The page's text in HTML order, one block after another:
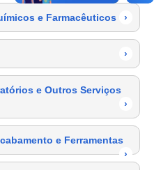
e Farmacêuticos ›
›
e Outros Serviços
›
e Ferramentas
›